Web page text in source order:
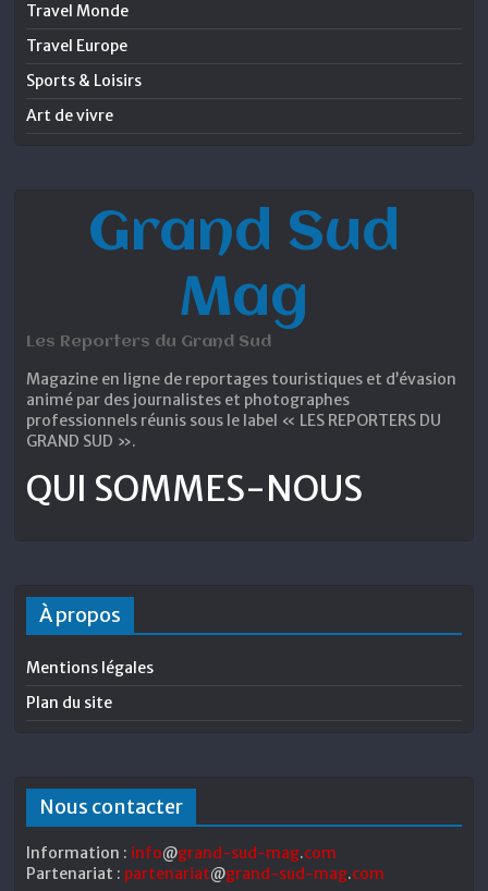
Travel Monde
Travel Europe
Sports & Loisirs
Art de vivre
Grand Sud
Mag
Les Reporters du Grand Sud
Magazine en ligne de reportages touristiques et d’évasion
animé par des journalistes et photographes
professionnels réunis sous le label « LES REPORTERS DU
GRAND SUD ».
QUI SOMMES-NOUS
À propos
Mentions légales
Plan du site
Nous contacter
Information : info@grand-sud-mag.com
Partenariat : partenariat@grand-sud-mag.com